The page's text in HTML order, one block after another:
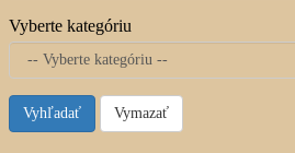
Vyberte kategóriu
Vyhľadať Vymazať